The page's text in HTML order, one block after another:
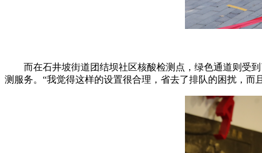
而在石井坡街道团结坝社区核酸检测点，绿色通道则受
测服务。“我觉得这样的设置很合理，省去了排队的困扰，而